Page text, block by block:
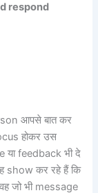
respond
आपसे बात कर
होकर उस
या feedback भी दे
show कर रहे हैं कि
जो भी message